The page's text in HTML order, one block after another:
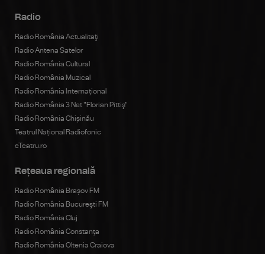
Radio
Radio România Actualitaţi
Radio Antena Satelor
Radio România Cultural
Radio România Muzical
Radio România Internațional
Radio România 3 Net "Florian Pittiş"
Radio România Chișinău
Teatrul Național Radiofonic
eTeatru.ro
Rețeaua regională
Radio România Brașov FM
Radio România Bucureşti FM
Radio România Cluj
Radio România Constanța
Radio România Oltenia Craiova